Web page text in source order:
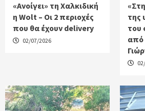
«Ανοίγει» τη Χαλκιδική
η Wolt – Οι 2 περιοχές
που θα έχουν delivery
02/07/2026
της
του
από